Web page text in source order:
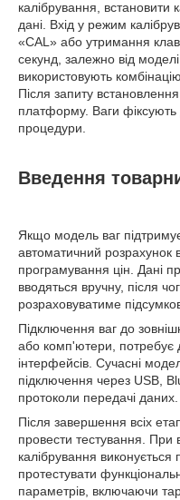
калібрування, встановити
дані. Вхід у режим
«CAL» або утримання
секунд, залежно від
використовують
Після запиту
платформу. Ваги фіксують
процедури.
Введення
Якщо модель ваг
автоматичний розрахунок
програмування цін. Дані
вводяться вручну, після
розраховуватиме
Підключення ваг до
або комп'ютери, потребує
інтерфейсів. Сучасні
підключення через USB,
протоколи передачі даних.
Після завершення всіх
провести тестування. При
калібрування
протестувати
параметрів, включаючи